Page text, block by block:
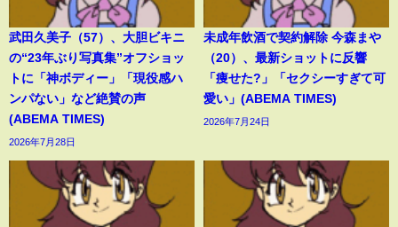
武田久美子（57）、大胆ビキニ
の“23年ぶり写真集”オフショッ
トに「神ボディー」「現役感ハ
ンパない」など絶賛の声
(ABEMA TIMES)
2026年7月28日
未成年飲酒で契約解除 今森まや
（20）、最新ショットに反響
「痩せた?」「セクシーすぎて可
愛い」(ABEMA TIMES)
2026年7月24日